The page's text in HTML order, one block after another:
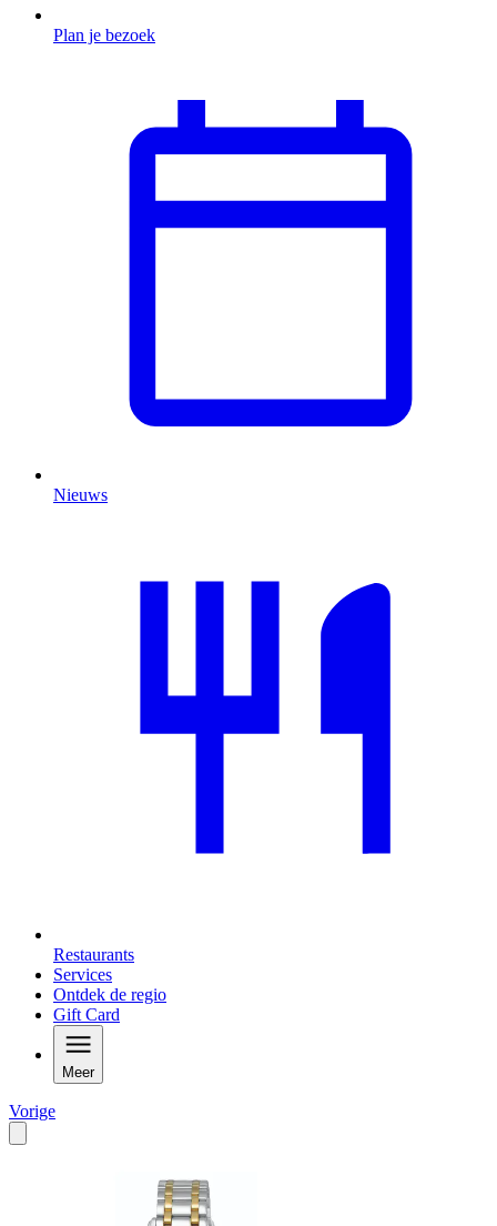
Plan je bezoek
Nieuws
Restaurants
Services
Ontdek de regio
Gift Card
Meer
Vorige